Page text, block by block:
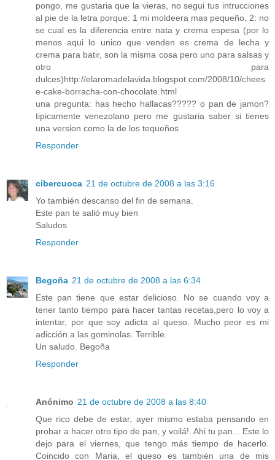
pongo, me gustaria que la vieras, no segui tus intrucciones
al pie de la letra porque: 1 mi moldeera mas pequeño, 2: no
se cual es la diferencia entre nata y crema espesa (por lo
menos aqui lo unico que venden es crema de lecha y
crema para batir, son la misma cosa pero uno para salsas y
otro para
dulces)http://elaromadelavida.blogspot.com/2008/10/chees
e-cake-borracha-con-chocolate.html
una pregunta: has hecho hallacas????? o pan de jamon?
tipicamente venezolano pero me gustaria saber si tienes
una version como la de los tequeños
Responder
cibercuoca 21 de octubre de 2008 a las 3:16
Yo también descanso del fin de semana.
Este pan te salió muy bien
Saludos
Responder
Begoña 21 de octubre de 2008 a las 6:34
Este pan tiene que estar delicioso. No se cuando voy a
tener tanto tiempo para hacer tantas recetas,pero lo voy a
intentar, por que soy adicta al queso. Mucho peor es mi
adicción a las gominolas. Terrible.
Un saludo. Begoña
Responder
Anónimo 21 de octubre de 2008 a las 8:40
Que rico debe de estar, ayer mismo estaba pensando en
probar a hacer otro tipo de pan, y voilá!. Ahi tu pan... Este lo
dejo para el viernes, que tengo más tiempo de hacerlo.
Coincido con Maria, el queso es también una de mis